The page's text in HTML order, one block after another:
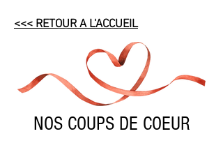
<<< RETOUR A L'ACCUEIL
NOS COUPS DE COEUR